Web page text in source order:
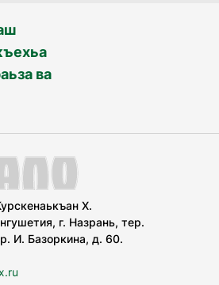
ва
Х.
г. Назрань, тер.
И. Базоркина, д. 60.